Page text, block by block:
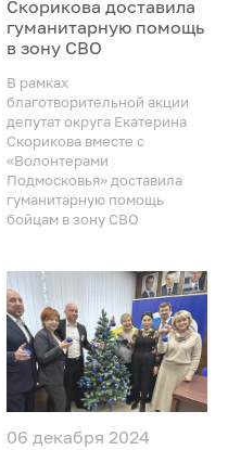
Скорикова доставила
гуманитарную помощь
в зону СВО
В рамках
благотворительной акции
депутат округа Екатерина
Скорикова вместе с
«Волонтерами
Подмосковья» доставила
гуманитарную помощь
бойцам в зону СВО
06 декабря 2024